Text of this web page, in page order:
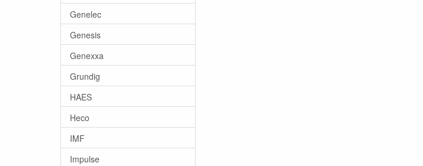
Genelec
Genesis
Genexxa
Grundig
HAES
Heco
IMF
Impulse